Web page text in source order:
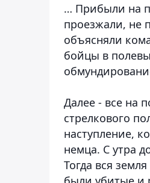
… Прибыли на
проезжали, не
объясняли
бойцы в
Далее - все на
стрелкового
наступление,
немца. С утра
Тогда вся